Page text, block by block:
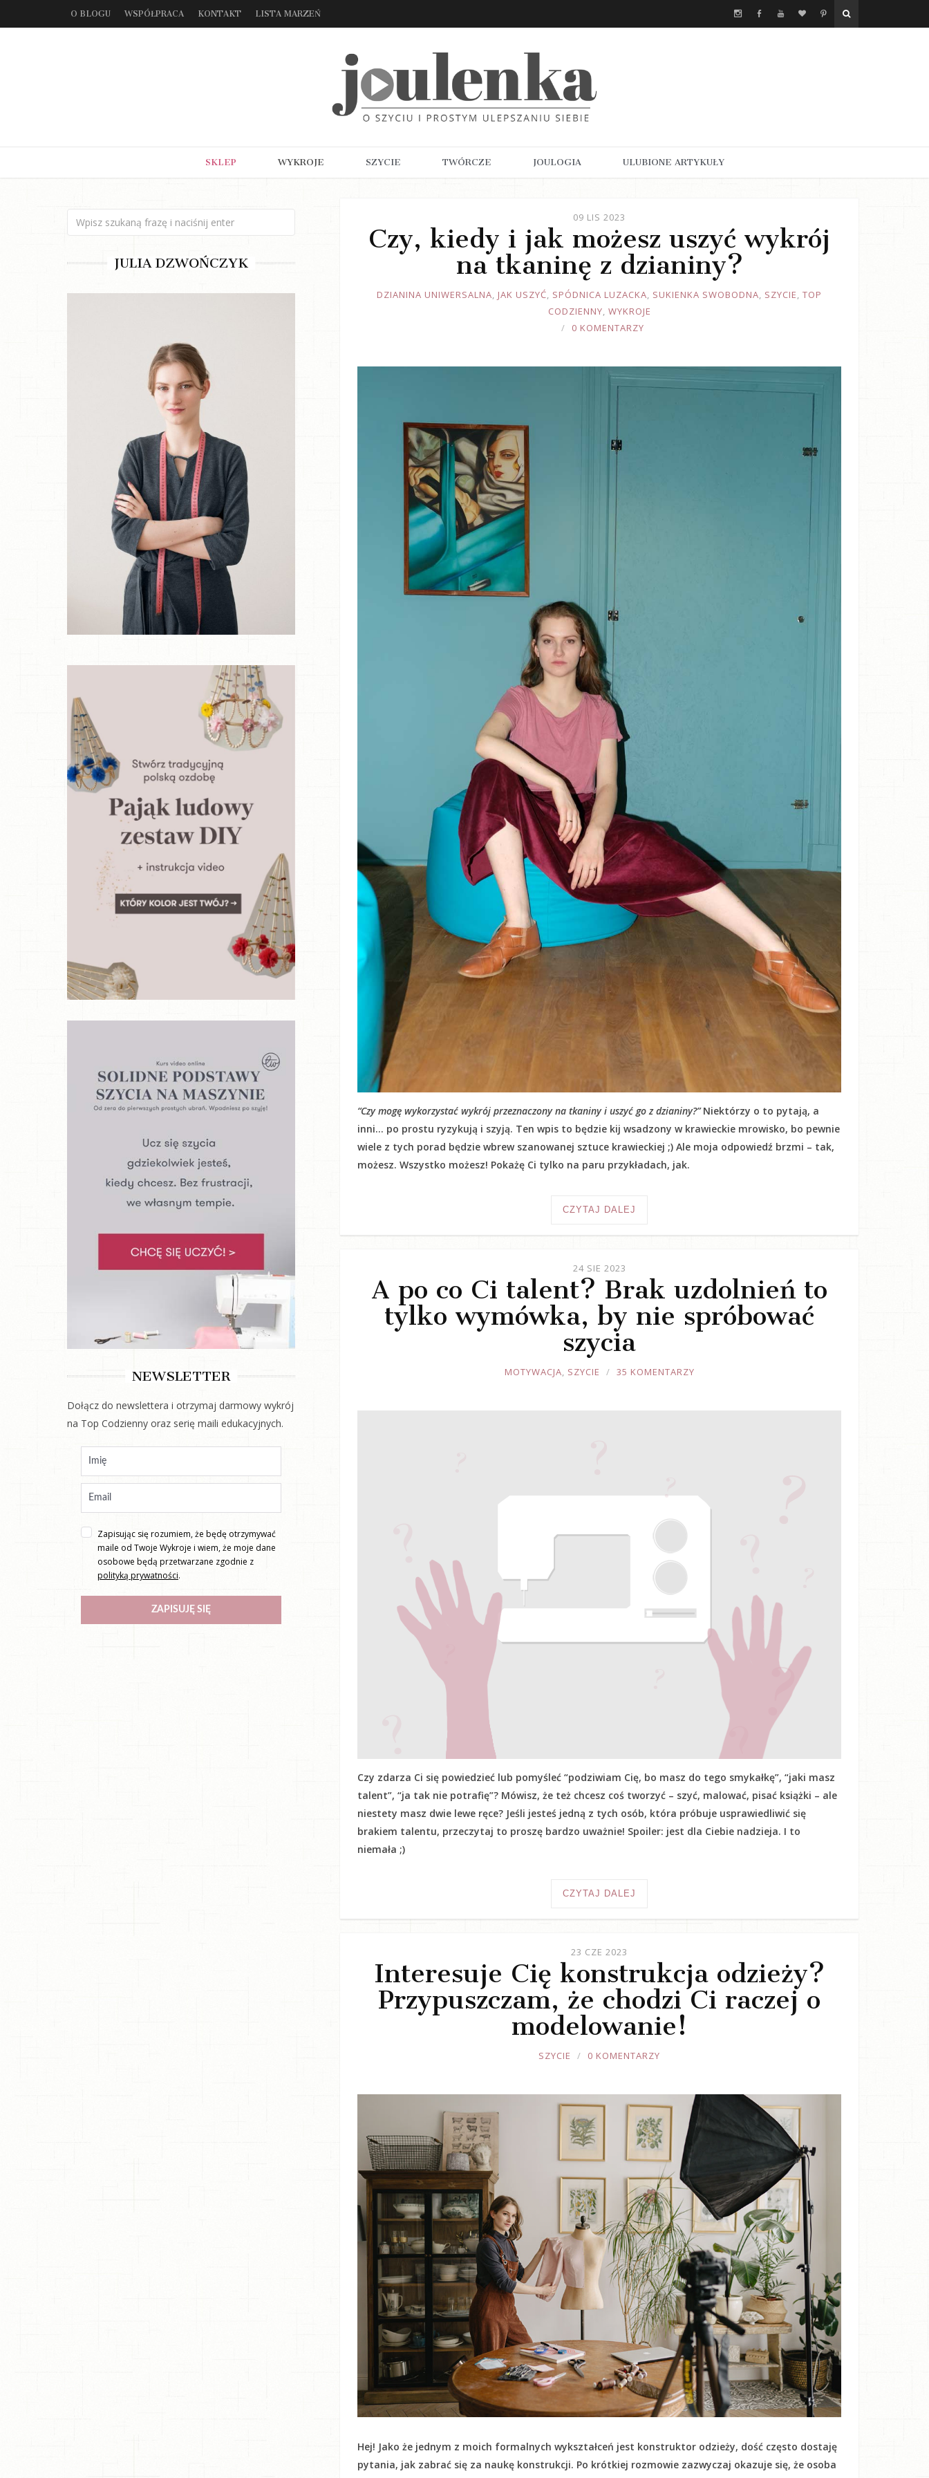
O BLOGU WSPÓŁPRACA KONTAKT LISTA MARZEŃ
SKLEP WYKROJE SZYCIE TWÓRCZE JOULOGIA ULUBIONE ARTYKUŁY
09 LIS 2023
Czy, kiedy i jak możesz uszyć wykrój
na tkaninę z dzianiny?
JOULEDZIANINA UNIWERSALNA, JAK USZYĆ, SPÓDNICA LUZACKA, SUKIENKA SWOBODNA, SZYCIE, TOP
CODZIENNY, WYKROJE
0 KOMENTARZY
“Czy mogę wykorzystać wykrój przeznaczony na tkaniny i uszyć go z dzianiny?”Niektórzy o to pytają, a
inni… po prostu ryzykują i szyją. Ten wpis to będzie kij wsadzony w krawieckie mrowisko, bo pewnie
wiele z tych porad będzie wbrew szanowanej sztuce krawieckiej ;) Ale moja odpowiedź brzmi – tak,
możesz. Wszystko możesz! Pokażę Ci tylko na paru przykładach, jak.
CZYTAJ DALEJ
24 SIE 2023
A po co Ci talent? Brak uzdolnień to
tylko wymówka, by nie spróbować
szycia
JOULE
MOTYWACJA, SZYCIE 35 KOMENTARZY
Czy zdarza Ci się powiedzieć lub pomyśleć “podziwiam Cię, bo masz do tego smykałkę”, “jaki masz
talent”, “ja tak nie potrafię”? Mówisz, że też chcesz coś tworzyć – szyć, malować, pisać książki – ale
niestety masz dwie lewe ręce? Jeśli jesteś jedną z tych osób, która próbuje usprawiedliwić się
brakiem talentu, przeczytaj to proszę bardzo uważnie! Spoiler: jest dla Ciebie nadzieja. I to
niemała ;)
CZYTAJ DALEJ
23 CZE 2023
Interesuje Cię konstrukcja odzieży?
Przypuszczam, że chodzi Ci raczej o
modelowanie!
JOULE
SZYCIE 0 KOMENTARZY
Hej! Jako że jednym z moich formalnych wykształceń jest konstruktor odzieży, dość często dostaję
pytania, jak zabrać się za naukę konstrukcji. Po krótkiej rozmowie zazwyczaj okazuje się, że osoba
JULIA DZWOŃCZYK
NEWSLETTER
Dołącz do newslettera i otrzymaj darmowy wykrój
na Top Codzienny oraz serię maili edukacyjnych.
Zapisując się rozumiem, że będę otrzymywać
maile od Twoje Wykroje i wiem, że moje dane
osobowe będą przetwarzane zgodnie z
polityką prywatności.
ZAPISUJĘ SIĘ